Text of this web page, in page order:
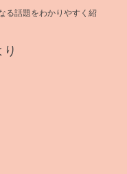
る話題をわかりやすく紹